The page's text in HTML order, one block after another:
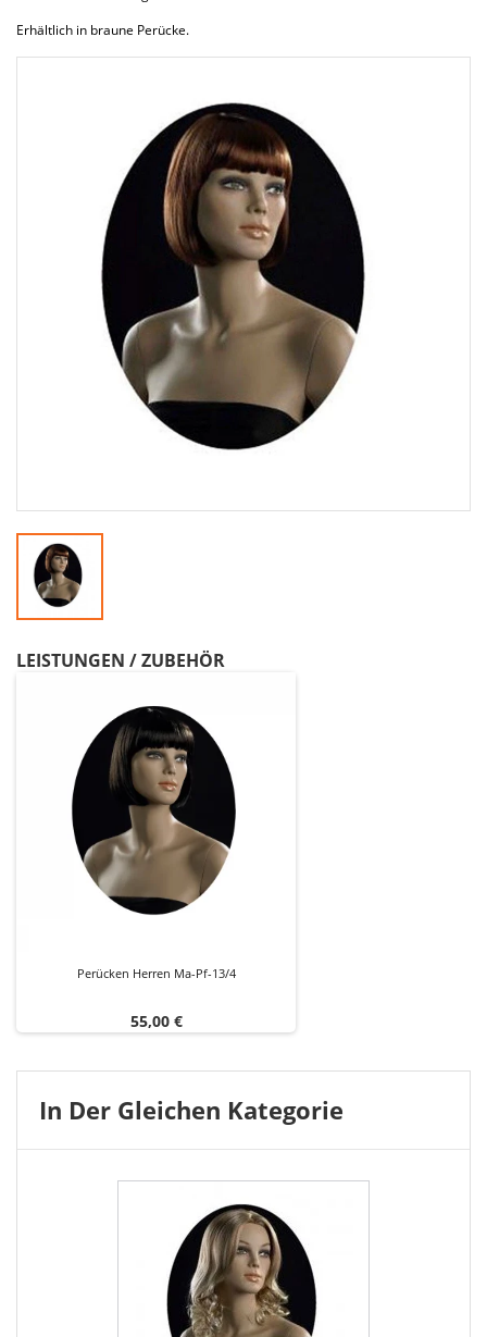
Erhältlich in braune Perücke.
LEISTUNGEN / ZUBEHÖR
Perücken Herren Ma-Pf-13/4
Preis
55,00 €
In Der Gleichen Kategorie